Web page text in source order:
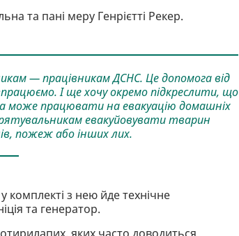
та пані меру Генрієтті Рекер.
— працівникам ДСНС. Це допомога від
І ще хочу окремо підкреслити, що
може працювати на евакуацію домашніх
евакуйовувати тварин
пожеж або інших лих.
з нею йде технічне
та генератор.